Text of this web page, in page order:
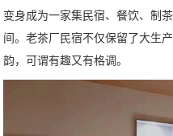
变身成为一家集民宿、餐饮、制
间。老茶厂民宿不仅保留了大生
韵，可谓有趣又有格调。